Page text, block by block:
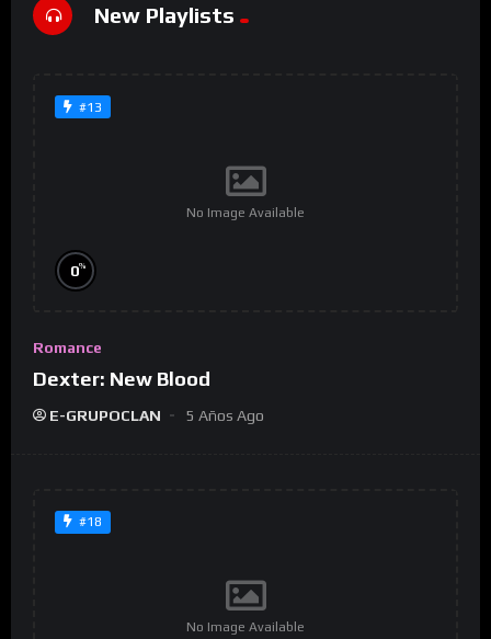
New Playlists
#13
No Image Available
0%
Romance
Dexter: New Blood
E-GRUPOCLAN 5 Años Ago
#18
No Image Available